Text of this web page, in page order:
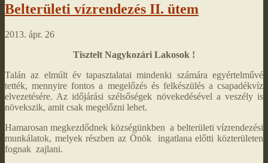
Belterületi vízrendezés II. ütem
2013. ápr. 26
Tisztelt Nagykozári Lakosok !
Talán az elmúlt év tapasztalatai mindenki számára egyértelművé
tették, mennyire fontos a megelőzés és felkészülés a csapadékvíz
elvezetésére. Az időjárási szélsőségek növekedésével a veszély is
növekszik, amit csak megelőzni lehet.
Hamarosan megkezdődnek községünkben a belterületi vízrendezési
munkálatok, melyek részben az Önök ingatlana előtti közterületen
fognak zajlani.